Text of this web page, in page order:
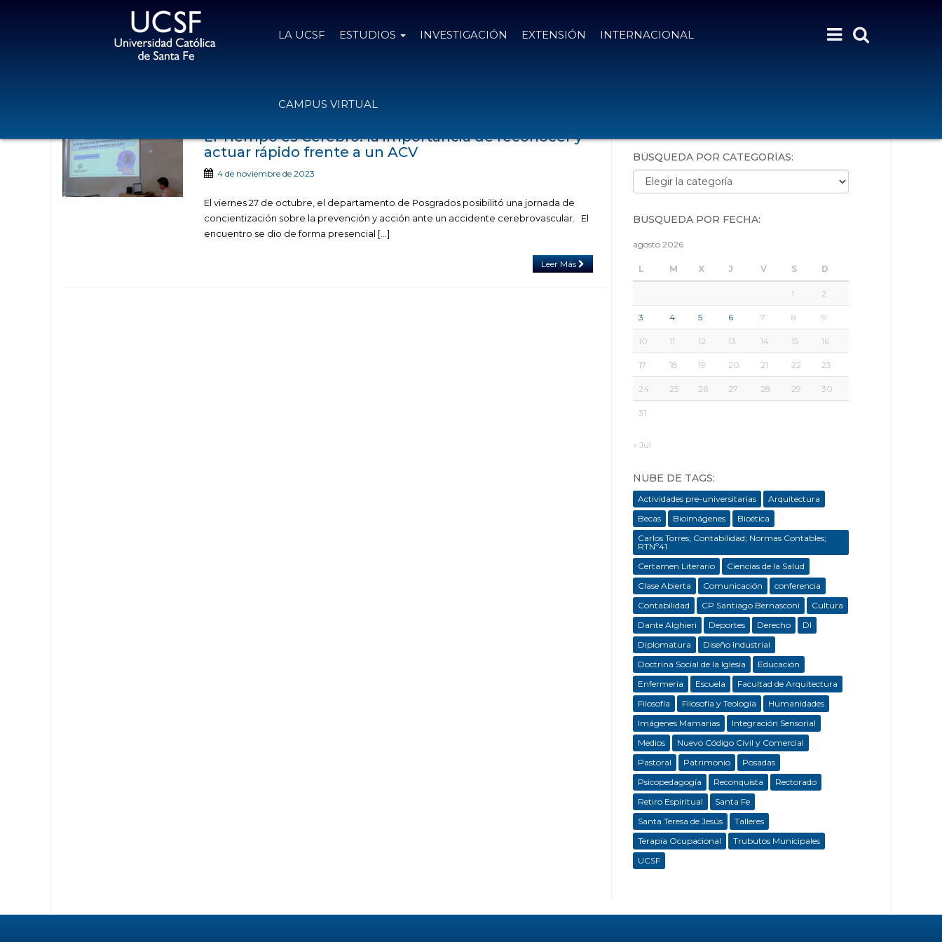
LA UCSF ESTUDIOS INVESTIGACIÓN EXTENSIÓN INTERNACIONAL
CAMPUS VIRTUAL
El Tiempo es Cerebro: la importancia de reconocer y
actuar rápido frente a un ACV
4 de noviembre de 2023
El viernes 27 de octubre, el departamento de Posgrados posibilitó una jornada de
concientización sobre la prevención y acción ante un accidente cerebrovascular. El
encuentro se dio de forma presencial […]
Leer Más
BÚSQUEDA POR CATEGORÍAS:
Búsqueda por categorías:
BÚSQUEDA POR FECHA:
agosto 2026
L M X J V S D
1 2
3 4 5 6 7 8 9
10 11 12 13 14 15 16
17 18 19 20 21 22 23
24 25 26 27 28 29 30
31
« Jul
NUBE DE TAGS:
Actividades pre-universitarias
Arquitectura
Becas
Bioimágenes
Bioética
Carlos Torres; Contabilidad; Normas Contables;
RTNº41
Certamen Literario
Ciencias de la Salud
Clase Abierta
Comunicación
conferencia
Contabilidad
CP Santiago Bernasconi
Cultura
Dante Alghieri
Deportes Derecho
DI
Diplomatura
Diseño Industrial
Doctrina Social de la Iglesia
Educación
Enfermeria
Escuela
Facultad de Arquitectura
Filosofía
Filosofía y Teología
Humanidades
Imágenes Mamarias
Integración Sensorial
Medios
Nuevo Código Civil y Comercial
Pastoral
Patrimonio
Posadas
Psicopedagogía
Reconquista
Rectorado
Retiro Espiritual
Santa Fe
Santa Teresa de Jesús
Talleres
Terapia Ocupacional
Trubutos Municipales
UCSF